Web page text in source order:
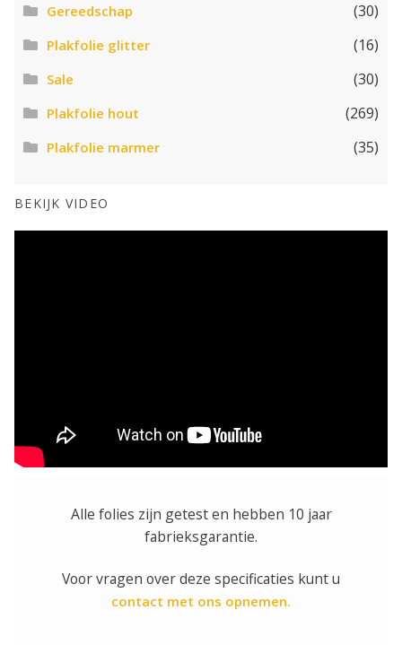
Gereedschap (30)
Plakfolie glitter (16)
Sale (30)
Plakfolie hout (269)
Plakfolie marmer (35)
BEKIJK VIDEO
Alle folies zijn getest en hebben 10 jaar
fabrieksgarantie.
Voor vragen over deze specificaties kunt u
contact met ons opnemen.